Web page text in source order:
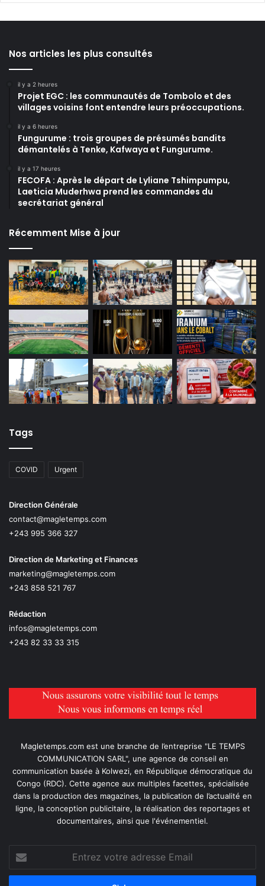
Nos articles les plus consultés
il y a 2 heures
Projet EGC : les communautés de Tombolo et des
villages voisins font entendre leurs préoccupations.
il y a 6 heures
Fungurume : trois groupes de présumés bandits
démantelés à Tenke, Kafwaya et Fungurume.
il y a 17 heures
FECOFA : Après le départ de Lyliane Tshimpumpu,
Laeticia Muderhwa prend les commandes du
secrétariat général
Récemment Mise à jour
Tags
COVID Urgent
Direction Générale
contact@magletemps.com
+243 995 366 327
Direction de Marketing et Finances
marketing@magletemps.com
+243 858 521 767
Rédaction
infos@magletemps.com
+243 82 33 33 315
Magletemps.com est une branche de l’entreprise "LE TEMPS
COMMUNICATION SARL", une agence de conseil en
communication basée à Kolwezi, en République démocratique du
Congo (RDC). Cette agence aux multiples facettes, spécialisée
dans la production des magazines, la publication de l’actualité en
ligne, la conception publicitaire, la réalisation des reportages et
documentaires, ainsi que l'événementiel.
votre
adresse